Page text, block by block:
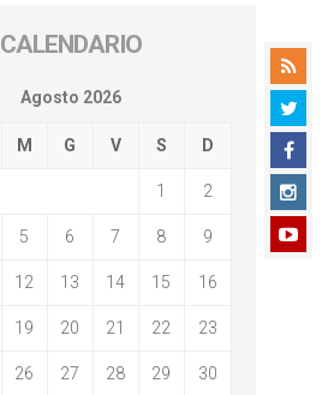
CALENDARIO
Agosto 2026
M G V S D
1 2
5 6 7 8 9
12 13 14 15 16
19 20 21 22 23
26 27 28 29 30